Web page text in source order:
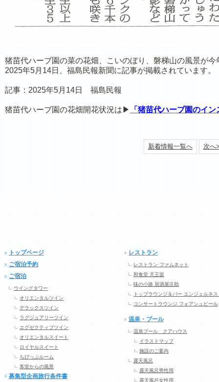
猪苗代ハーブ園の菜の花畑、こいのぼり、磐梯山の風景が
2025年5月14日、福島民報新聞に記事が掲載されています。
記事：2025年5月14日 福島民報
猪苗代ハーブ園の花畑開花状況は▶ 「 猪苗代ハーブ園のイン
新着情報一覧へ 次へ
トップページ
ご宿泊予約
ご宿泊
ウイングタワー
オリエンタルツイン
デラックスツイン
ラグジュアリーツイン
エグゼクティブツイン
オリエンタルスイート
ロイヤルスイート
ちびっぷルーム
客室からの風景
募集型企画旅行条件書
レストラン
レストラン ファムネット
和食堂 天王坂
味の小路 居酒屋庄助
トップラウンジ＆バー エンジェルネス
コンサートラウンジ フォアシュピール
温泉・プール
温泉プール クアハウス
イラストマップ
施設のご案内
露天風呂
露天風呂男性用
露天風呂女性用